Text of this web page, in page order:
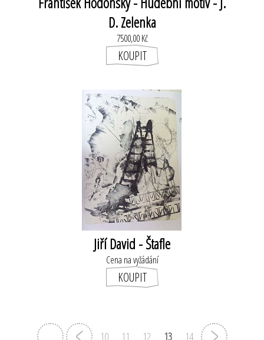
D. Zelenka
7500,00 Kč
Jiří David - Štafle
Cena na vyžádání
10 11 12 13 14